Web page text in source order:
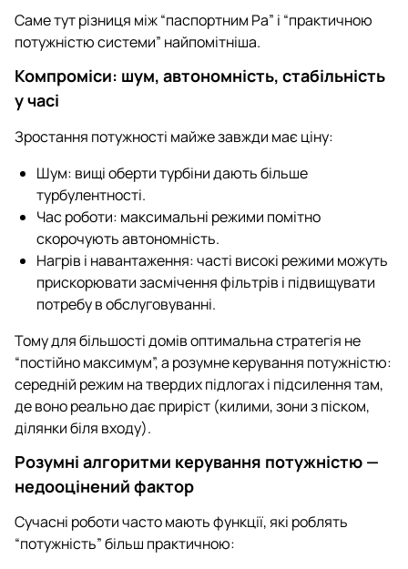
Саме тут різниця між “паспортним Pa” і “практичною
потужністю системи” найпомітніша.
Компроміси: шум, автономність, стабільність
у часі
Зростання потужності майже завжди має ціну:
Шум: вищі оберти турбіни дають більше
турбулентності.
Час роботи: максимальні режими помітно
скорочують автономність.
Нагрів і навантаження: часті високі режими можуть
прискорювати засмічення фільтрів і підвищувати
потребу в обслуговуванні.
Тому для більшості домів оптимальна стратегія не
“постійно максимум”, а розумне керування потужністю:
середній режим на твердих підлогах і підсилення там,
де воно реально дає приріст (килими, зони з піском,
ділянки біля входу).
Розумні алгоритми керування потужністю —
недооцінений фактор
Сучасні роботи часто мають функції, які роблять
“потужність” більш практичною: